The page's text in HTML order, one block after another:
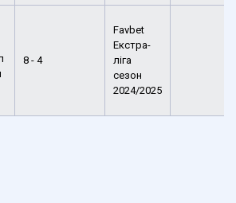
8 - 4
Favbet
Екстра-
ліга
сезон
2024/2025